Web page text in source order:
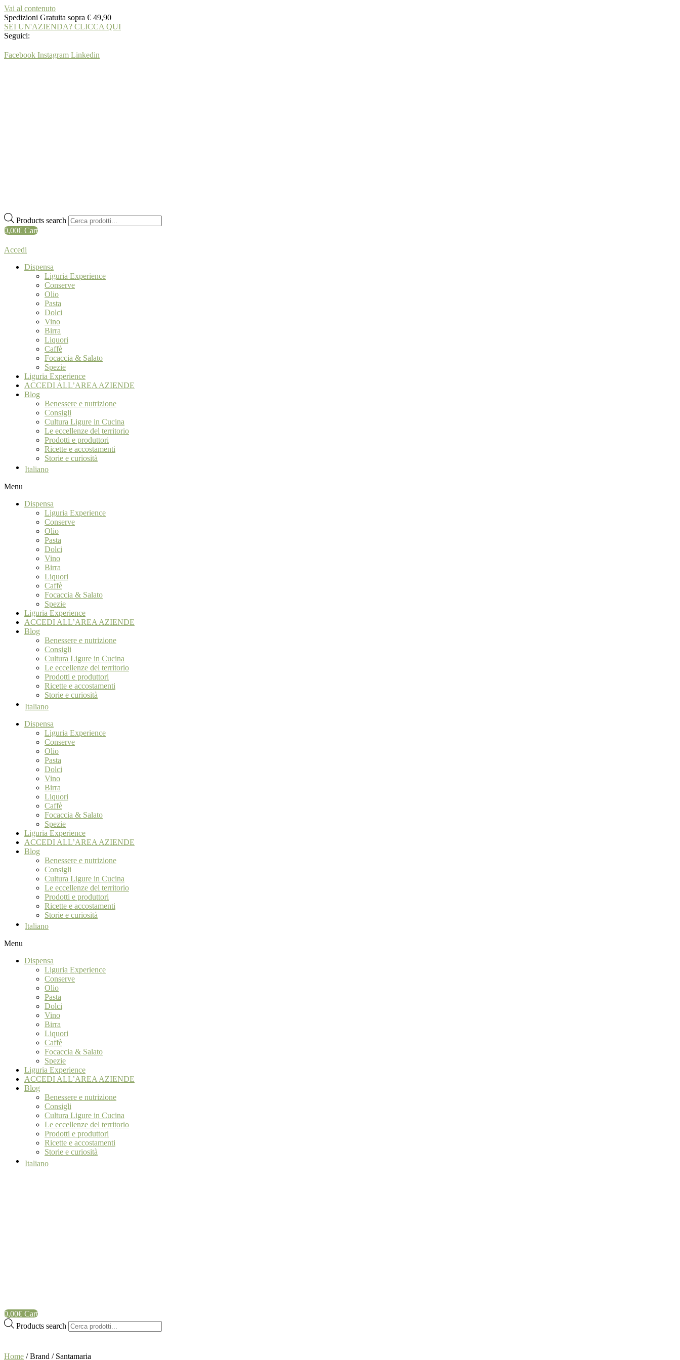
Vai al contenuto
Spedizioni Gratuita sopra € 49,90
SEI UN'AZIENDA? CLICCA QUI
Seguici:
Facebook Instagram Linkedin
Products search
0,00€ Cart
Accedi
Dispensa
Liguria Experience
Conserve
Olio
Pasta
Dolci
Vino
Birra
Liquori
Caffè
Focaccia & Salato
Spezie
Liguria Experience
ACCEDI ALL’AREA AZIENDE
Blog
Benessere e nutrizione
Consigli
Cultura Ligure in Cucina
Le eccellenze del territorio
Prodotti e produttori
Ricette e accostamenti
Storie e curiosità
Italiano
Menu
Dispensa
Liguria Experience
Conserve
Olio
Pasta
Dolci
Vino
Birra
Liquori
Caffè
Focaccia & Salato
Spezie
Liguria Experience
ACCEDI ALL’AREA AZIENDE
Blog
Benessere e nutrizione
Consigli
Cultura Ligure in Cucina
Le eccellenze del territorio
Prodotti e produttori
Ricette e accostamenti
Storie e curiosità
Italiano
Dispensa
Liguria Experience
Conserve
Olio
Pasta
Dolci
Vino
Birra
Liquori
Caffè
Focaccia & Salato
Spezie
Liguria Experience
ACCEDI ALL’AREA AZIENDE
Blog
Benessere e nutrizione
Consigli
Cultura Ligure in Cucina
Le eccellenze del territorio
Prodotti e produttori
Ricette e accostamenti
Storie e curiosità
Italiano
Menu
Dispensa
Liguria Experience
Conserve
Olio
Pasta
Dolci
Vino
Birra
Liquori
Caffè
Focaccia & Salato
Spezie
Liguria Experience
ACCEDI ALL’AREA AZIENDE
Blog
Benessere e nutrizione
Consigli
Cultura Ligure in Cucina
Le eccellenze del territorio
Prodotti e produttori
Ricette e accostamenti
Storie e curiosità
Italiano
0,00€ Cart
Products search
Home / Brand / Santamaria